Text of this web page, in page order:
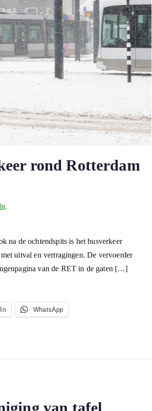
rond Rotterdam
na de ochtendspits is het busverkeer
uitval en vertragingen. De vervoerder
van de RET in de gaten […]
WhatsApp